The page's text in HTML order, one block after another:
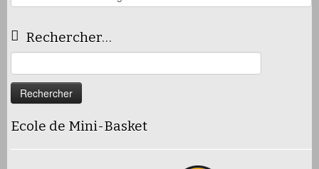
articles
Rechercher…
Ecole de Mini-Basket